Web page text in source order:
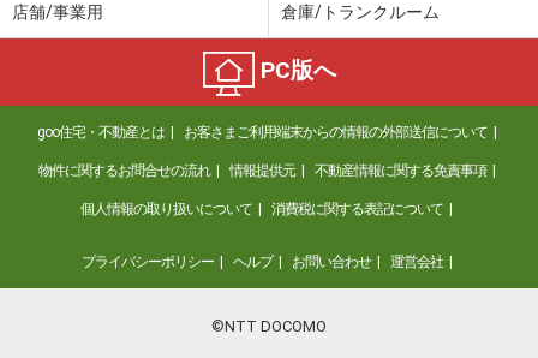
住 所
香川県丸亀市三条町
専有面積
40.58m²
香川県高松市仏生山町甲
店舗/事業用 倉庫/トランクルーム
PC版へ
goo住宅・不動産とは お客さまご利用端末からの情報の外部送信について
物件に関するお問合せの流れ 情報提供元 不動産情報に関する免責事項
個人情報の取り扱いについて 消費税に関する表記について
プライバシーポリシー ヘルプ お問い合わせ 運営会社
©NTT DOCOMO